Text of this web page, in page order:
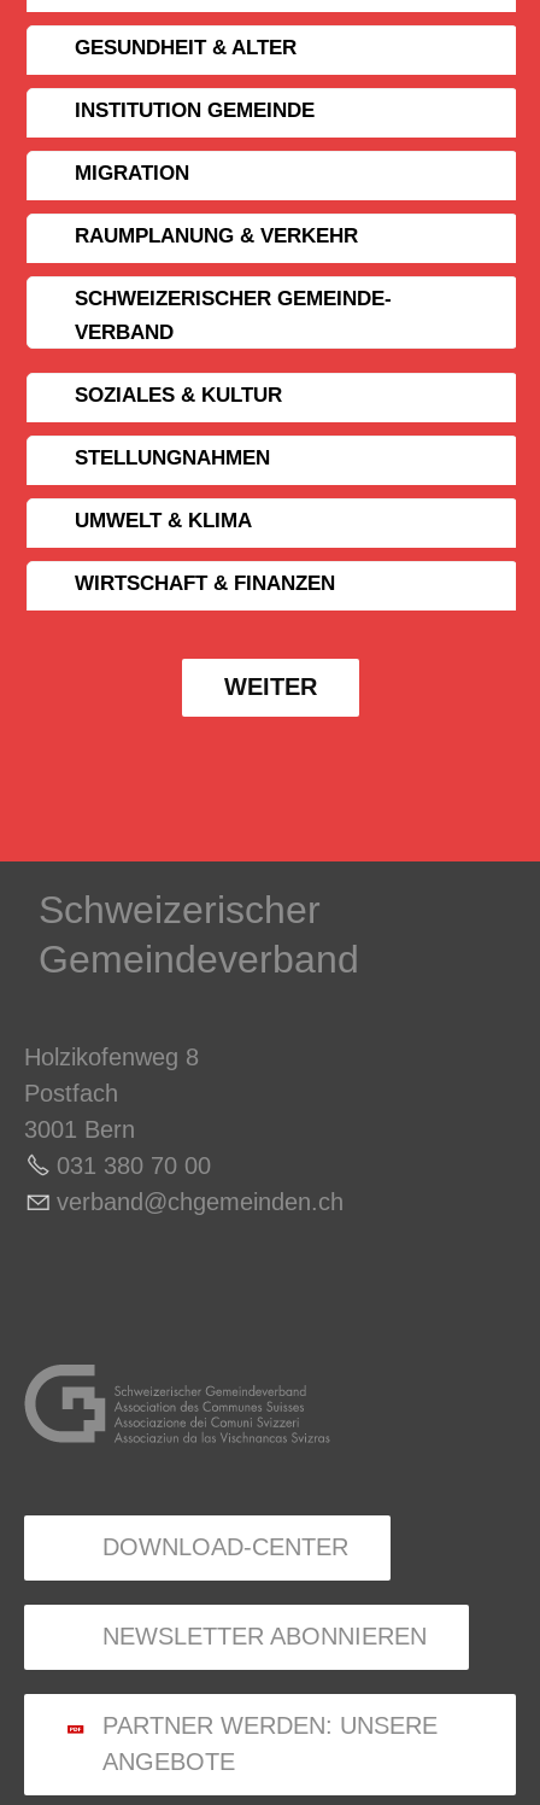
GESUNDHEIT & ALTER
INSTITUTION GEMEINDE
MIGRATION
RAUMPLANUNG & VERKEHR
SCHWEIZERISCHER GEMEINDE­
VERBAND
SOZIALES & KULTUR
STELLUNGNAHMEN
UMWELT & KLIMA
WIRTSCHAFT & FINANZEN
WEITER
Schweizerischer
Gemeindeverband
Holzikofenweg 8
Postfach
3001 Bern
031 380 70 00
v rb nd chg m nd n ch
DOWNLOAD-CENTER
NEWSLETTER ABONNIEREN
PARTNER WERDEN: UNSERE
ANGEBOTE